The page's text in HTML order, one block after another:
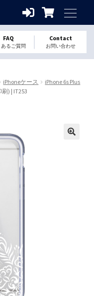
FAQ
あるご質問
Contact
お問い合わせ
iPhoneケース
iPhone 6s Plus
) | IT253